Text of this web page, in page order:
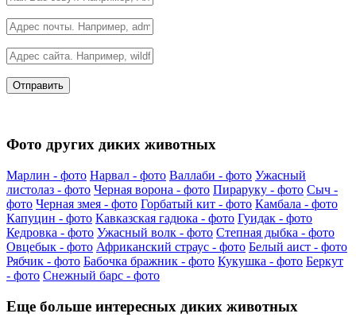
Фото других диких животных
Марлин - фото Нарвал - фото Валлаби - фото Ужасный
листолаз - фото Черная ворона - фото Пираруку - фото Сыч -
фото Черная змея - фото Горбатый кит - фото Камбала - фото
Капуцин - фото Кавказская гадюка - фото Гуидак - фото
Кедровка - фото Ужасный волк - фото Степная дыбка - фото
Овцебык - фото Африканский страус - фото Белый аист - фото
Рябчик - фото Бабочка бражник - фото Кукушка - фото Беркут
- фото Снежный барс - фото
Еще больше интересных диких животных